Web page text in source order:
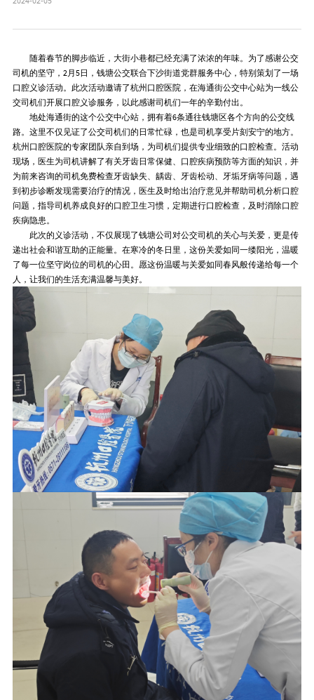
随着春节的脚步临近，大街小巷都已经充满了浓浓的年味。为了感谢公交
司机的坚守，2月5日，钱塘公交联合下沙街道党群服务中心，特别策划了一场
口腔义诊活动。此次活动邀请了杭州口腔医院，在海通街公交中心站为一线公
交司机们开展口腔义诊服务，以此感谢司机们一年的辛勤付出。
地处海通街的这个公交中心站，拥有着6条通往钱塘区各个方向的公交线
路。这里不仅见证了公交司机们的日常忙碌，也是司机享受片刻安宁的地方。
杭州口腔医院的专家团队亲自到场，为司机们提供专业细致的口腔检查。活动
现场，医生为司机讲解了有关牙齿日常保健、口腔疾病预防等方面的知识，并
为前来咨询的司机免费检查牙齿缺失、龋齿、牙齿松动、牙垢牙病等问题，遇
到初步诊断发现需要治疗的情况，医生及时给出治疗意见并帮助司机分析口腔
问题，指导司机养成良好的口腔卫生习惯，定期进行口腔检查，及时消除口腔
疾病隐患。
此次的义诊活动，不仅展现了钱塘公司对公交司机的关心与关爱，更是传
递出社会和谐互助的正能量。在寒冷的冬日里，这份关爱如同一缕阳光，温暖
了每一位坚守岗位的司机的心田。愿这份温暖与关爱如同春风般传递给每一个
人，让我们的生活充满温馨与美好。